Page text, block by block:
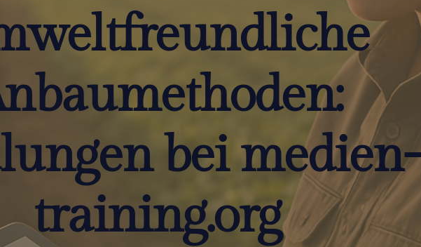
bei medien-
training.org